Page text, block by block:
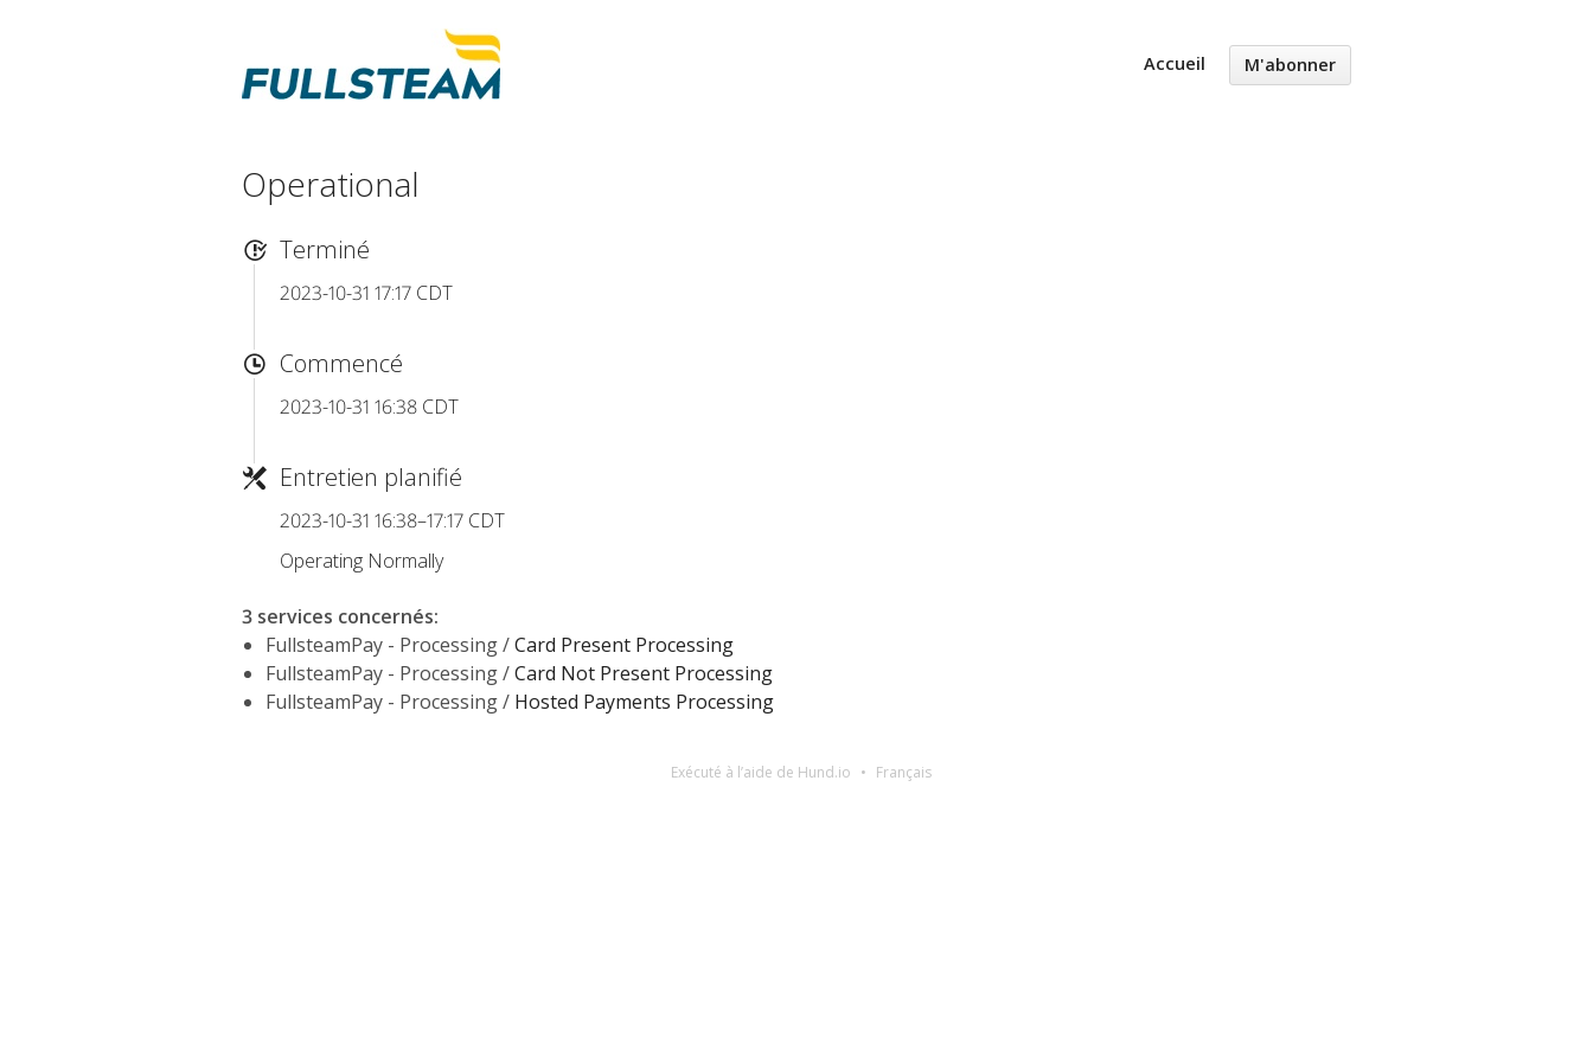
Accueil M'abonner
Operational
Terminé
2023-10-31 17:17 CDT
Commencé
2023-10-31 16:38 CDT
Entretien planifié
2023-10-31 16:38–17:17 CDT
Operating Normally
3 services concernés:
FullsteamPay - Processing /Card Present Processing
FullsteamPay - Processing /Card Not Present Processing
FullsteamPay - Processing / Hosted Payments Processing
Exécuté à l’aide de Hund.io Français